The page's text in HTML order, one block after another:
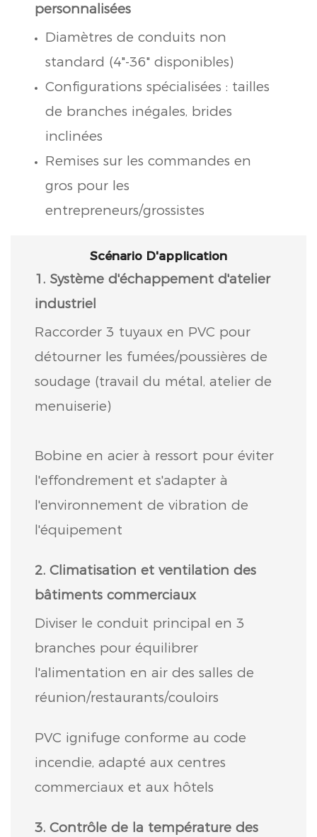
personnalisées
Diamètres de conduits non
standard (4"-36" disponibles)
Configurations spécialisées : tailles
de branches inégales, brides
inclinées
Remises sur les commandes en
gros pour les
entrepreneurs/grossistes
Scénario D'application
1. Système d'échappement d'atelier
industriel
Raccorder 3 tuyaux en PVC pour
détourner les fumées/poussières de
soudage (travail du métal, atelier de
menuiserie)
Bobine en acier à ressort pour éviter
l'effondrement et s'adapter à
l'environnement de vibration de
l'équipement
2. Climatisation et ventilation des
bâtiments commerciaux
Diviser le conduit principal en 3
branches pour équilibrer
l'alimentation en air des salles de
réunion/restaurants/couloirs
PVC ignifuge conforme au code
incendie, adapté aux centres
commerciaux et aux hôtels
3. Contrôle de la température des